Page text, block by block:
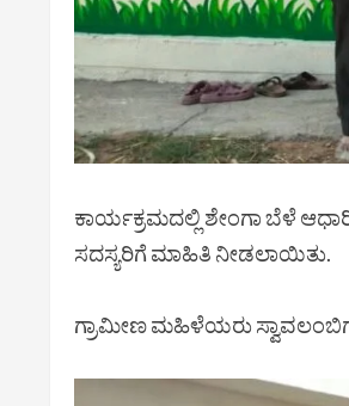
ಕಾರ್ಯಕ್ರಮದಲ್ಲಿ ಶೇಂಗಾ ಬೆಳೆ
ಸದಸ್ಯರಿಗೆ ಮಾಹಿತಿ ನೀಡಲಾಯಿತು.
ಗ್ರಾಮೀಣ ಮಹಿಳೆಯರು